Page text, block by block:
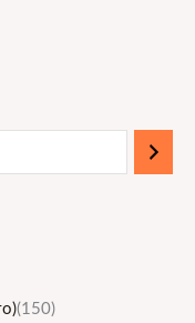
(150)